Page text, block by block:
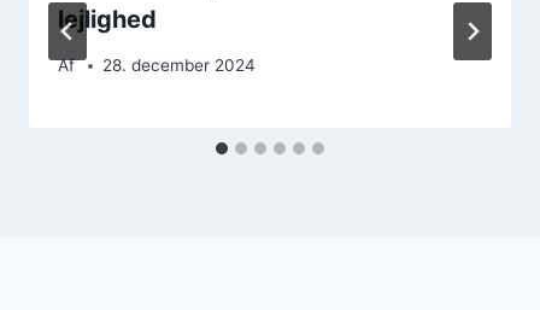
lejlighed
Af 28. december 2024